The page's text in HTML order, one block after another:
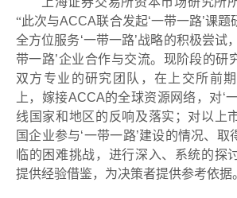
“此次与ACCA联合发起‘一带一路’课题
全方位服务‘一带一路’战略的积极尝试
带一路’企业合作与交流。现阶段的研
双方专业的研究团队，在上交所前
上，嫁接ACCA的全球资源网络，对‘
线国家和地区的反响及落实；对以上
国企业参与‘一带一路’建设的情况、取
临的困难挑战，进行深入、系统的探
提供经验借鉴，为决策者提供参考依据